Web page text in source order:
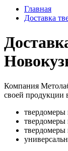
Главная
Доставка
Компания
своей продукции
твердомеры
твердомеры
твердомеры